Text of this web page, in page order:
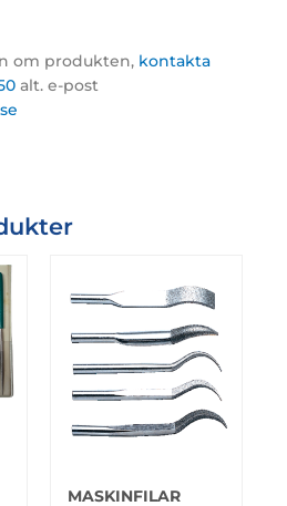
om produkten, kontakta
alt. e-post
MASKINFILAR